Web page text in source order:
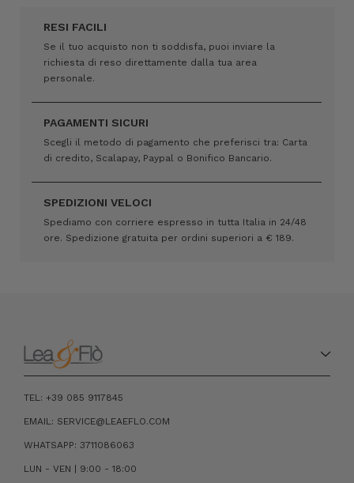
RESI FACILI
Se il tuo acquisto non ti soddisfa, puoi inviare la
richiesta di reso direttamente dalla tua area
personale.
PAGAMENTI SICURI
Scegli il metodo di pagamento che preferisci tra: Carta
di credito, Scalapay, Paypal o Bonifico Bancario.
SPEDIZIONI VELOCI
Spediamo con corriere espresso in tutta Italia in 24/48
ore. Spedizione gratuita per ordini superiori a € 189.
TEL: +39 085 9117845
EMAIL: SERVICE@LEAEFLO.COM
WHATSAPP: 3711086063
LUN - VEN | 9:00 - 18:00